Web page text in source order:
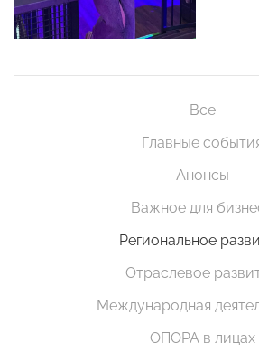
Все
Главные
Анонсы
Важное для
Региональное
Отраслевое
Международная
ОПОРА в лицах